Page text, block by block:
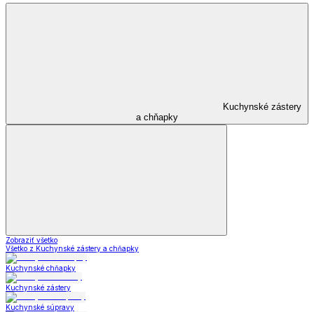
Kuchynské zástery
a chňapky
Zobraziť všetko
Všetko z Kuchynské zástery a chňapky
Kuchynské chňapky
Kuchynské zástery
Kuchynské súpravy